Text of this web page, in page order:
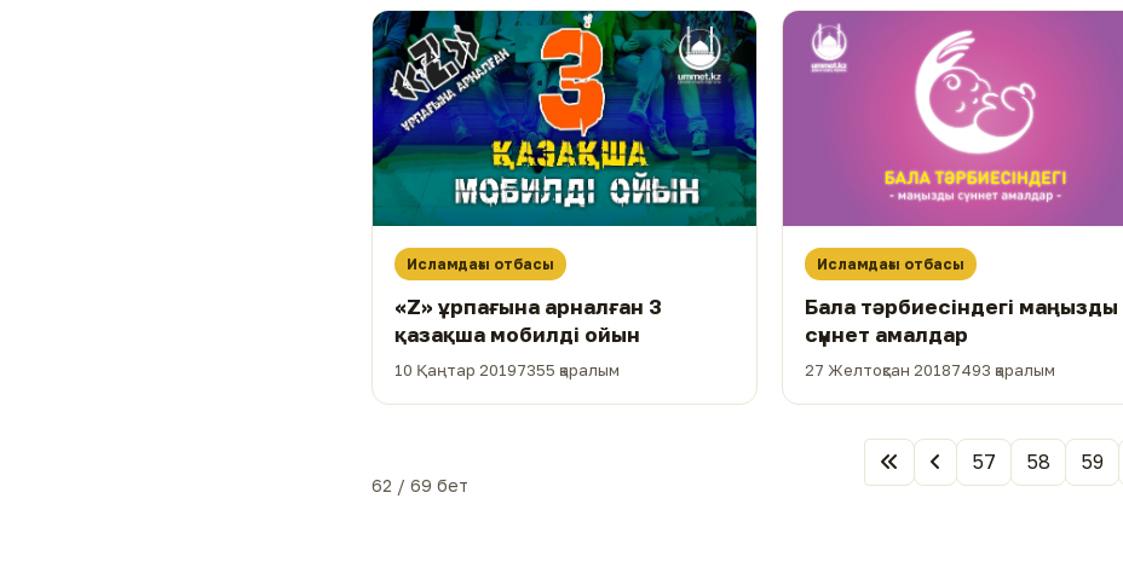
Исламдағы отбасы
«Z» ұрпағына арналған 3
қазақша мобилді ойын
10 Қаңтар 20197355 қаралым
Исламдағы отбасы
Бала тәрбиесіндегі маңызды
сүннет амалдар
27 Желтоқсан 20187493 қаралым
62 / 69 бет
57 58 59